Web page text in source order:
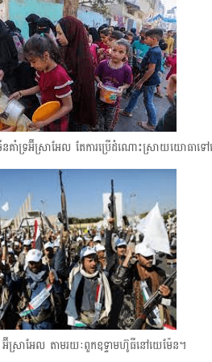
ើនគាំទ្រអ៊ីស្រាអែល​ តែការប្រើដំណោះស្រាយយោធ
អ៊ីស្រាអែល តាមរយៈពួកឧទ្ទាមហ៊ូធីនៅយេម៉ែន។